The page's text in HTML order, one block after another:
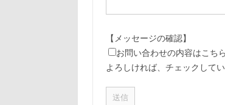
【メッセージの確認】
お問い合わせの内容はこち
よろしければ、チェックして